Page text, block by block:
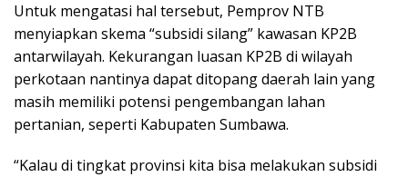
Untuk mengatasi hal tersebut, Pemprov NTB
menyiapkan skema “subsidi silang” kawasan KP2B
antarwilayah. Kekurangan luasan KP2B di wilayah
perkotaan nantinya dapat ditopang daerah lain yang
masih memiliki potensi pengembangan lahan
pertanian, seperti Kabupaten Sumbawa.
“Kalau di tingkat provinsi kita bisa melakukan subsidi